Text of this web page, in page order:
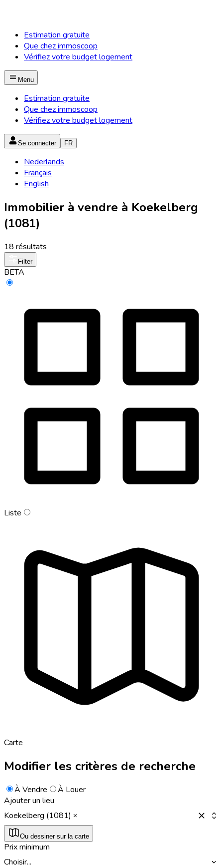
Estimation gratuite
Que chez immoscoop
Vérifiez votre budget logement
Menu
Estimation gratuite
Que chez immoscoop
Vérifiez votre budget logement
Se connecter FR
Nederlands
Français
English
Immobilier à vendre à Koekelberg
(1081)
18 résultats
Filter
BETA
Liste
Carte
Modifier les critères de recherche
À Vendre
À Louer
Ajouter un lieu
Koekelberg (1081)
Ou dessiner sur la carte
Prix minimum
Choisir...